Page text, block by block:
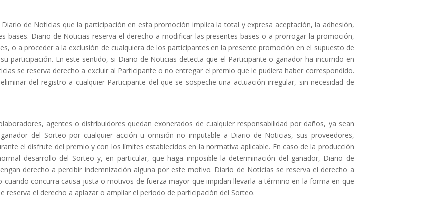
Diario de Noticias que la participación en esta promoción implica la total y expresa aceptación, la adhesión,
bases. Diario de Noticias reserva el derecho a modificar las presentes bases o a prorrogar la promoción,
o a proceder a la exclusión de cualquiera de los participantes en la presente promoción en el supuesto de
participación. En este sentido, si Diario de Noticias detecta que el Participante o ganador ha incurrido en
se reserva derecho a excluir al Participante o no entregar el premio que le pudiera haber correspondido.
del registro a cualquier Participante del que se sospeche una actuación irregular, sin necesidad de
agentes o distribuidores quedan exonerados de cualquier responsabilidad por daños, ya sean
del Sorteo por cualquier acción u omisión no imputable a Diario de Noticias, sus proveedores,
el disfrute del premio y con los límites establecidos en la normativa aplicable. En caso de la producción
desarrollo del Sorteo y, en particular, quehaga imposible la determinación del ganador, Diario de
derecho a percibir indemnización alguna por este motivo. Diario de Noticias se reserva el derecho a
cuando concurra causa justa o motivos de fuerza mayor que impidan llevarla a término en la forma en que
reserva el derecho a aplazar o ampliar el período de participación del Sorteo.